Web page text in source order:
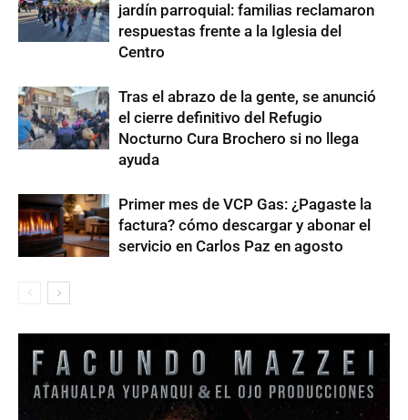
jardín parroquial: familias reclamaron
respuestas frente a la Iglesia del
Centro
Tras el abrazo de la gente, se anunció
el cierre definitivo del Refugio
Nocturno Cura Brochero si no llega
ayuda
Primer mes de VCP Gas: ¿Pagaste la
factura? cómo descargar y abonar el
servicio en Carlos Paz en agosto